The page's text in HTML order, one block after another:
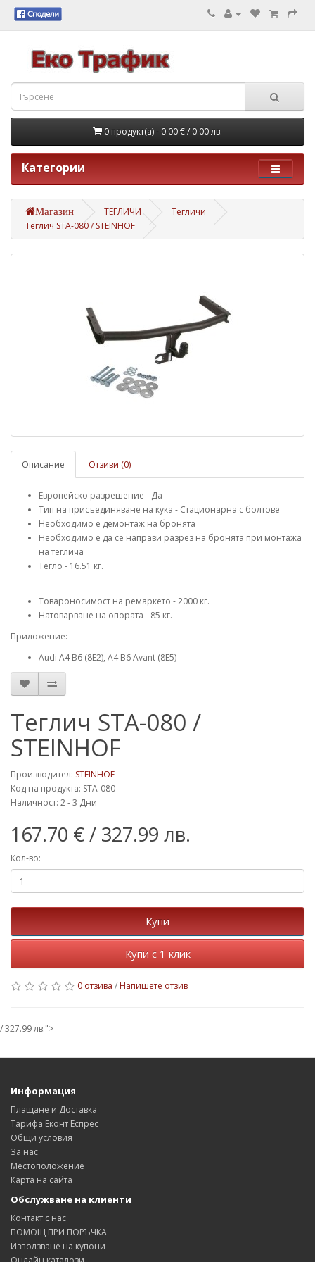
0 продукт(а) - 0.00 €/ 0.00 лв.
Категории
Магазин ТЕГЛИЧИ
Тегличи
Теглич STA-080 / STEINHOF
Описание Отзиви (0)
Европейско разрешение - Да
Тип на присъединяване на кука - Стационарна с болтове
Необходимо е демонтаж на бронята
Необходимо е да се направи разрез на бронята при монтажа
на теглича
Тегло - 16.51 кг.
Товароносимост на ремаркето - 2000 кг.
Натоварване на опората - 85 кг.
Приложение:
Audi A4 B6 (8E2), A4 B6 Avant (8E5)
Теглич STA-080 /
STEINHOF
Производител: STEINHOF
Код на продукта: STA-080
Наличност: 2 - 3 Дни
167.70 €/ 327.99 лв.
Кол-во:
Купи
Купи с 1 клик
0 отзива / Напишете отзив
/ 327.99 лв.">
Информация
Плащане и Доставка
Тарифа Еконт Еспрес
Общи условия
За нас
Местоположение
Карта на сайта
Обслужване на клиенти
Контакт с нас
ПОМОЩ ПРИ ПОРЪЧКА
Използване на купони